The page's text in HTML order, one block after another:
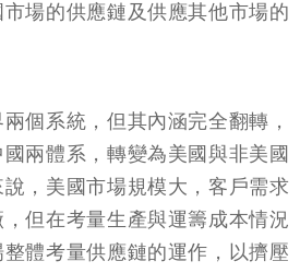
場的供應鏈及供應其他市場的
個系統，但其內涵完全翻轉，
兩體系，轉變為美國與非美國
，美國市場規模大，客戶需求
但在考量生產與運籌成本情況
體考量供應鏈的運作，以擠壓